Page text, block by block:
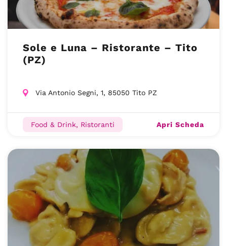
Sole e Luna – Ristorante – Tito
(PZ)
Via Antonio Segni, 1, 85050 Tito PZ
Food & Drink, Ristoranti Apri Scheda